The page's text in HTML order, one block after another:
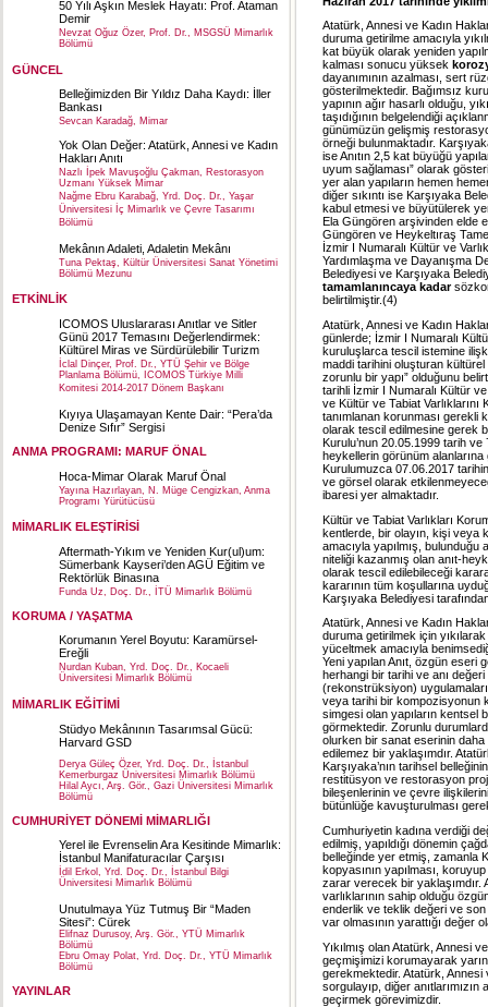
50 Yılı Aşkın Meslek Hayatı: Prof. Ataman
Demir
Nevzat Oğuz Özer, Prof. Dr., MSGSÜ Mimarlık
Bölümü
GÜNCEL
Belleğimizden Bir Yıldız Daha Kaydı: İller
Bankası
Sevcan Karadağ, Mimar
Yok Olan Değer: Atatürk, Annesi ve Kadın
Hakları Anıtı
Nazlı İpek Mavuşoğlu Çakman, Restorasyon
Uzmanı Yüksek Mimar
Nağme Ebru Karabağ, Yrd. Doç. Dr., Yaşar
Üniversitesi İç Mimarlık ve Çevre Tasarımı
Bölümü
Mekânın Adaleti, Adaletin Mekânı
Tuna Pektaş, Kültür Üniversitesi Sanat Yönetimi
Bölümü Mezunu
ETKİNLİK
ICOMOS Uluslararası Anıtlar ve Sitler
Günü 2017 Temasını Değerlendirmek:
Kültürel Miras ve Sürdürülebilir Turizm
İclal Dinçer, Prof. Dr., YTÜ Şehir ve Bölge
Planlama Bölümü, ICOMOS Türkiye Milli
Komitesi 2014-2017 Dönem Başkanı
Kıyıya Ulaşamayan Kente Dair: “Pera’da
Denize Sıfır” Sergisi
ANMA PROGRAMI: MARUF ÖNAL
Hoca-Mimar Olarak Maruf Önal
Yayına Hazırlayan, N. Müge Cengizkan, Anma
Programı Yürütücüsü
MİMARLIK ELEŞTİRİSİ
Aftermath-Yıkım ve Yeniden Kur(ul)um:
Sümerbank Kayseri’den AGÜ Eğitim ve
Rektörlük Binasına
Funda Uz, Doç. Dr., İTÜ Mimarlık Bölümü
KORUMA / YAŞATMA
Korumanın Yerel Boyutu: Karamürsel-
Ereğli
Nurdan Kuban, Yrd. Doç. Dr., Kocaeli
Üniversitesi Mimarlık Bölümü
MİMARLIK EĞİTİMİ
Stüdyo Mekânının Tasarımsal Gücü:
Harvard GSD
Derya Güleç Özer, Yrd. Doç. Dr., İstanbul
Kemerburgaz Üniversitesi Mimarlık Bölümü
Hilal Aycı, Arş. Gör., Gazi Üniversitesi Mimarlık
Bölümü
CUMHURİYET DÖNEMİ MİMARLIĞI
Yerel ile Evrenselin Ara Kesitinde Mimarlık:
İstanbul Manifaturacılar Çarşısı
İdil Erkol, Yrd. Doç. Dr., İstanbul Bilgi
Üniversitesi Mimarlık Bölümü
Unutulmaya Yüz Tutmuş Bir “Maden
Sitesi”: Cürek
Elifnaz Durusoy, Arş. Gör., YTÜ Mimarlık
Bölümü
Ebru Omay Polat, Yrd. Doç. Dr., YTÜ Mimarlık
Bölümü
YAYINLAR
Atatürk, Annesi ve Kadın
duruma getirilme amacıyla
kat büyük olarak yeniden
kalması sonucu yüksek
dayanımının azalması, sert
gösterilmektedir. Bağımsız
yapının ağır hasarlı olduğu,
taşıdığının belgelendiği
günümüzün gelişmiş
örneği bulunmaktadır.
ise Anıtın 2,5 kat büyüğü
uyum sağlaması” olarak
yer alan yapıların hemen
diğer sıkıntı ise Karşıyaka
kabul etmesi ve büyütülerek
Ela Güngören arşivinden elde
Güngören ve Heykeltıraş
İzmir I Numaralı Kültür ve
Yardımlaşma ve Dayanışma
Belediyesi ve Karşıyaka
tamamlanıncaya kadar
belirtilmiştir.(4)
Atatürk, Annesi ve Kadın
günlerde; İzmir I Numaralı
kuruluşlarca tescil istemine
maddi tarihini oluşturan
zorunlu bir yapı” olduğunu
tarihli İzmir I Numaralı Kültür
ve Kültür ve Tabiat
tanımlanan korunması gerekli
olarak tescil edilmesine gerek
Kurulu’nun 20.05.1999 tarih ve
heykellerin görünüm
Kurulumuzca 07.06.2017
ve görsel olarak
ibaresi yer almaktadır.
Kültür ve Tabiat Varlıkları
kentlerde, bir olayın, kişi veya
amacıyla yapılmış,
niteliği kazanmış olan anıt-
olarak tescil edilebileceği karara
kararının tüm koşullarına
Karşıyaka Belediyesi
Atatürk, Annesi ve Kadın
duruma getirilmek için
yüceltmek amacıyla
Yeni yapılan Anıt, özgün
herhangi bir tarihi ve anı
(rekonstrüksiyon)
veya tarihi bir kompozisyonun
simgesi olan yapıların kentsel
görmektedir. Zorunlu
olurken bir sanat eserinin daha
edilemez bir yaklaşımdır.
Karşıyaka’nın tarihsel
restitüsyon ve restorasyon
bileşenlerinin ve çevre
bütünlüğe kavuşturulması
Cumhuriyetin kadına verdiği
edilmiş, yapıldığı dönemin
belleğinde yer etmiş, zamanla
kopyasının yapılması,
zarar verecek bir yaklaşımdır.
varlıklarının sahip olduğu
enderlik ve teklik değeri ve son
var olmasının yarattığı değer
Yıkılmış olan Atatürk, Annesi
geçmişimizi korumayarak
gerekmektedir. Atatürk, Annesi
sorgulayıp, diğer
geçirmek görevimizdir.